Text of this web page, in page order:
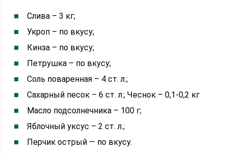
Слива – 3 кг;
Укроп – по вкусу;
Кинза – по вкусу;
Петрушка – по вкусу;
Соль поваренная – 4 ст. л.;
Сахарный песок – 6 ст. л.; Чеснок – 0,1-0,2 кг
Масло подсолнечника – 100 г;
Яблочный уксус – 2 ст. л.;
Перчик острый — по вкусу.